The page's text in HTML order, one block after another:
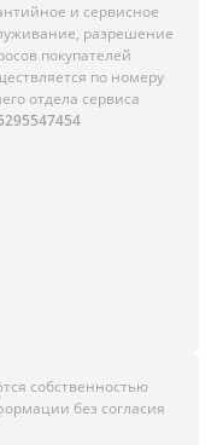
и сервисное
разрешение
покупателей
по номеру
отдела сервиса
собственностью
без согласия